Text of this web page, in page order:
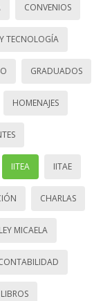
CONVENIOS
TECNOLOGÍA
GRADUADOS
HOMENAJES
IITEA IITAE
CHARLAS
LEY MICAELA
LIBROS